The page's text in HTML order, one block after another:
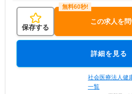
保存する
この求人を
詳細を見る
社会医療法人健
一覧